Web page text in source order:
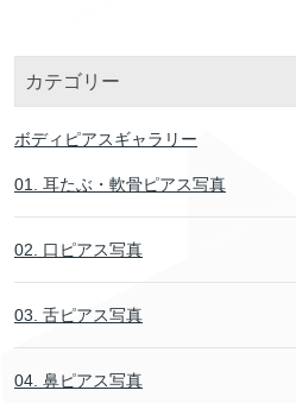
カテゴリー
ボディピアスギャラリー
01. 耳たぶ・軟骨ピアス写真
02. 口ピアス写真
03. 舌ピアス写真
04. 鼻ピアス写真